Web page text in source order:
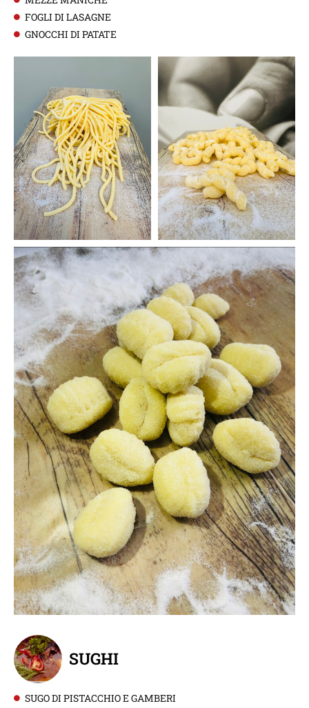
FOGLI DI LASAGNE
GNOCCHI DI PATATE
SUGHI
SUGO DI PISTACCHIO E GAMBERI